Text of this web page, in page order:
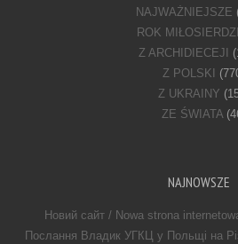
NAJWAŻNIEJSZE
ROK
Z ARCHIDIECEJI
Z POLSKI
Z UKRAINY
ZE ŚWIATA
NAJNOWSZE
Новий сайт / Nowa strona
Послання Владик УГКЦ у Польщі на